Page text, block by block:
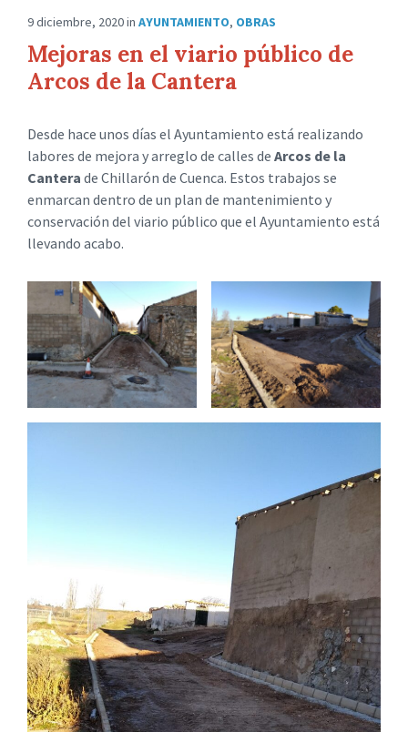
9 diciembre, 2020in AYUNTAMIENTO, OBRAS
Mejoras en el viario público de
Arcos de la Cantera
Desde hace unos días el Ayuntamiento está realizando
labores de mejora y arreglo de calles de Arcos de la
Cantera de Chillarón de Cuenca. Estos trabajos se
enmarcan dentro de un plan de mantenimiento y
conservación del viario público que el Ayuntamiento está
llevando acabo.